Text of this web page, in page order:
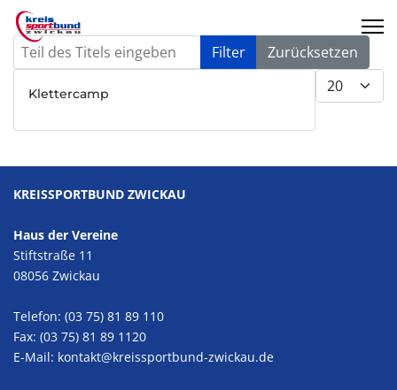
Teil des Titels eingeben Filter Zurücksetzen
Anzeige #
Klettercamp
KREISSPORTBUND ZWICKAU
Haus der Vereine
Stiftstraße 11
08056 Zwickau
Telefon: (03 75) 81 89 110
Fax: (03 75) 81 89 1120
E-Mail: kontakt@kreissportbund-zwickau.de